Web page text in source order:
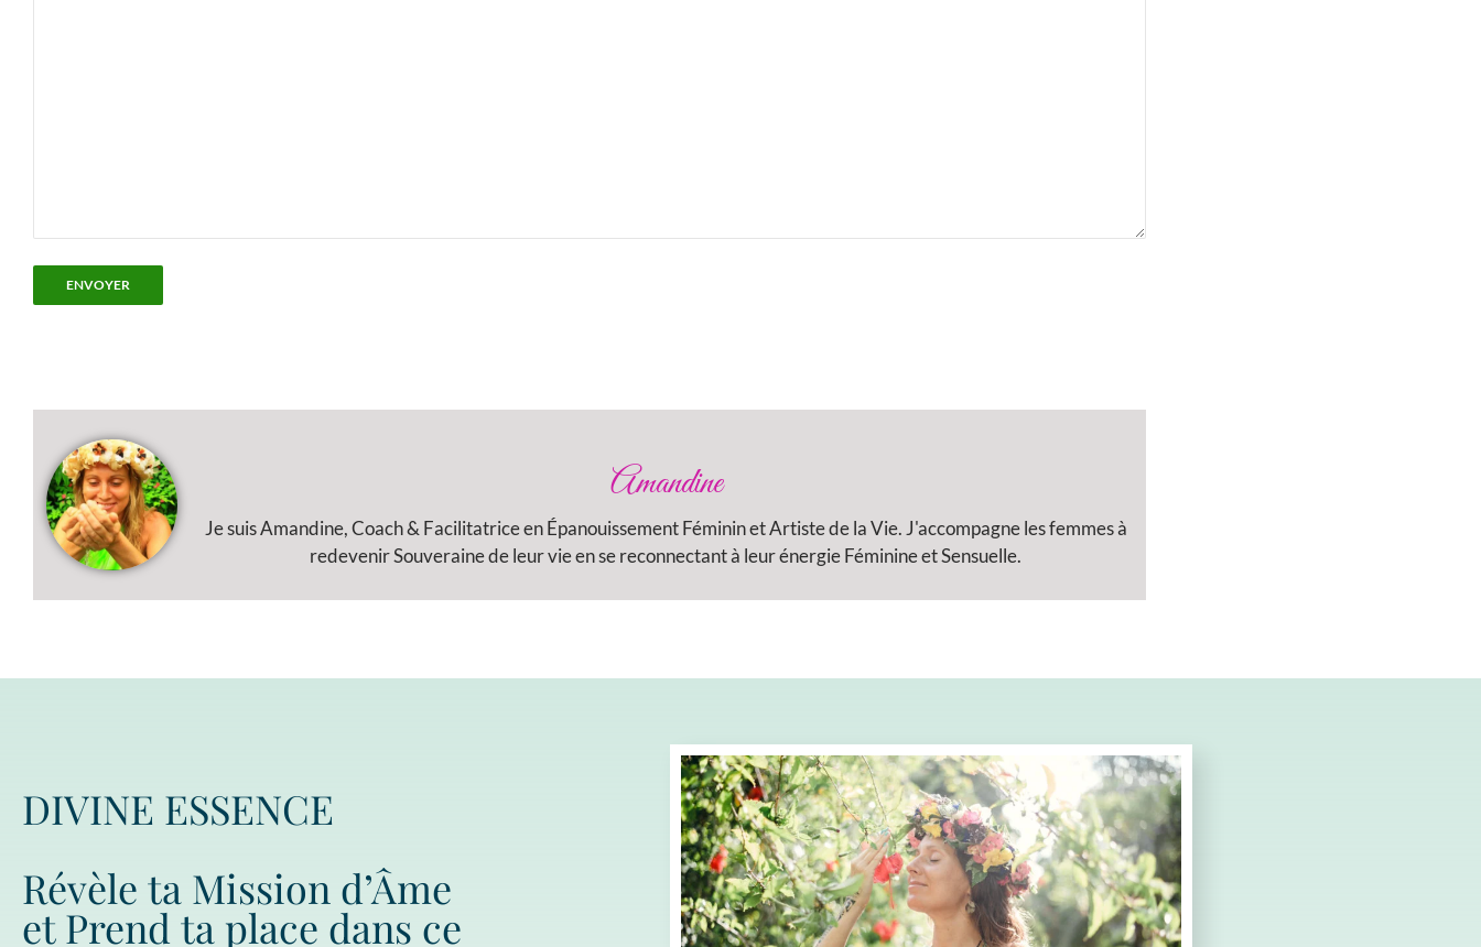
ENVOYER
Amandine
Je suis Amandine, Coach & Facilitatrice en Épanouissement Féminin et Artiste de la Vie. J'accompagne les femmes à
redevenir Souveraine de leur vie en se reconnectant à leur énergie Féminine et Sensuelle.
DIVINE ESSENCE
Révèle ta Mission d’Âme
et Prend ta place dans ce